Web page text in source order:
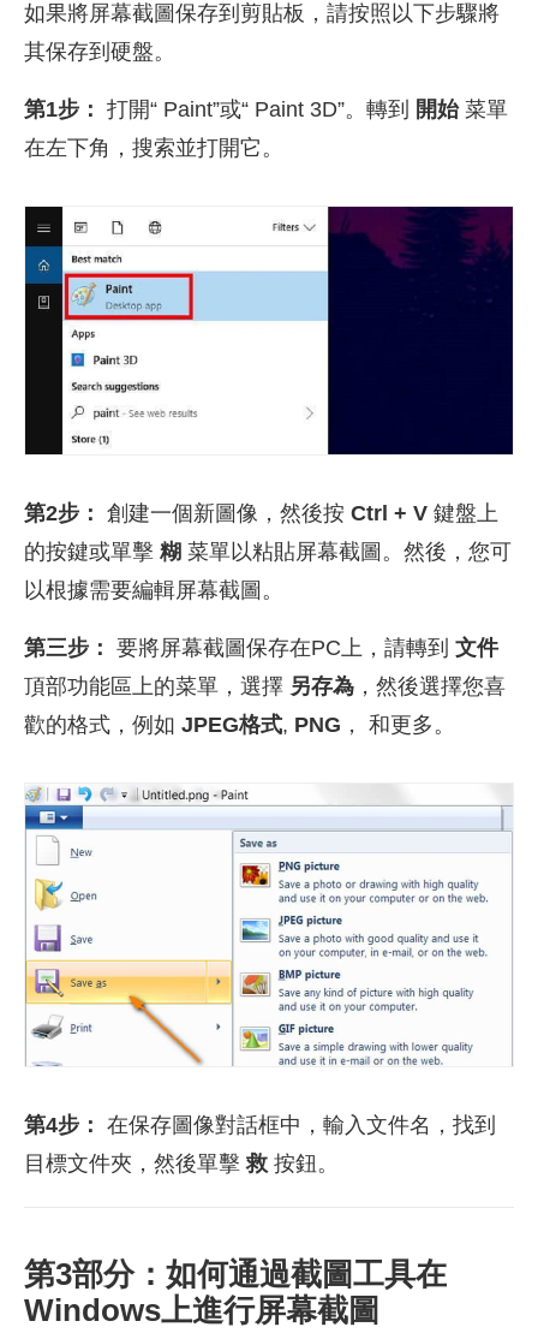
如果將屏幕截圖保存到剪貼板，請按照以下步驟將
其保存到硬盤。
第1步： 打開“ Paint”或“ Paint 3D”。轉到 開始菜單
在左下角，搜索並打開它。
第2步： 創建一個新圖像，然後按 Ctrl + V 鍵盤上
的按鍵或單擊 糊 菜單以粘貼屏幕截圖。然後，您可
以根據需要編輯屏幕截圖。
第三步： 要將屏幕截圖保存在PC上，請轉到 文件
頂部功能區上的菜單，選擇 另存為 ，然後選擇您喜
歡的格式，例如 JPEG格式, PNG ， 和更多。
第4步： 在保存圖像對話框中，輸入文件名，找到
目標文件夾，然後單擊救 按鈕。
第3部分：如何通過截圖工具在
Windows上進行屏幕截圖